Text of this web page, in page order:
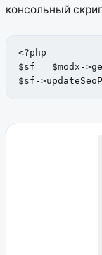
консольный
<?php
$sf = $modx-
$sf-